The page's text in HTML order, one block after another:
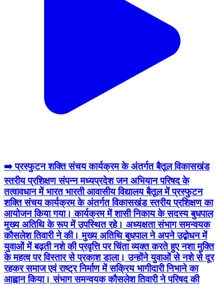
➡️ प्रस्फुटन शक्ति संचय कार्यक्रम के अंतर्गत बैतूल विकासखंड
स्तरीय प्रशिक्षण संपन्न मध्यप्रदेश जन अभियान परिषद के
तत्वावधान में भारत भारती आवासीय विद्यालय बैतूल में प्रस्फुटन
शक्ति संचय कार्यक्रम के अंतर्गत विकासखंड स्तरीय प्रशिक्षण का
आयोजन किया गया। कार्यक्रम में शासी निकाय के सदस्य बुधपाल
मुख्य अतिथि के रूप में उपस्थित रहे। अध्यक्षता संभाग समन्वयक
कौसलेश तिवारी ने की। मुख्य अतिथि बुधपाल ने अपने उद्बोधन में
युवाओं में बढ़ती नशे की प्रवृत्ति पर चिंता व्यक्त करते हुए नशा मुक्ति
के महत्व पर विस्तार से प्रकाश डाला। उन्होंने युवाओं से नशे से दूर
रहकर समाज एवं राष्ट्र निर्माण में सक्रिय भागीदारी निभाने का
आह्वान किया। संभाग समन्वयक कौसलेश तिवारी ने परिषद की